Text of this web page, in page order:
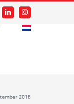
LinkedInInstagram
2018